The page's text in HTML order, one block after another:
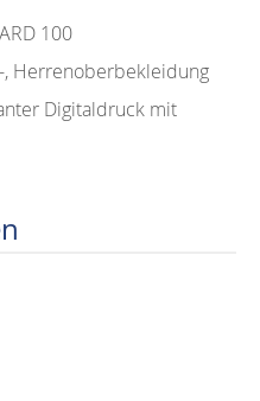
100
, Herrenoberbekleidung
Digitaldruck mit